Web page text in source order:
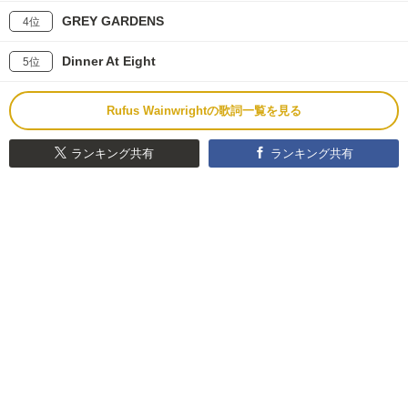
4位 GREY GARDENS
5位 Dinner At Eight
Rufus Wainwrightの歌詞一覧を見る
ランキング共有 ランキング共有